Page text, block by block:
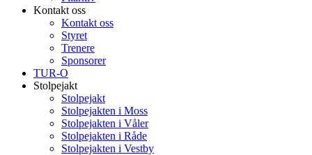
Kontakt oss
Kontakt oss
Styret
Trenere
Sponsorer
TUR-O
Stolpejakt
Stolpejakt
Stolpejakten i Moss
Stolpejakten i Våler
Stolpejakten i Råde
Stolpejakten i Vestby